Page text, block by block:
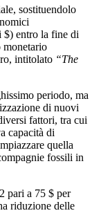
sostituendolo
entro la fine di
monetario
intitolato “The
periodo, ma
di nuovi
fattori, tra cui
capacità di
quella
fossili in
pari a 75 $ per
riduzione delle